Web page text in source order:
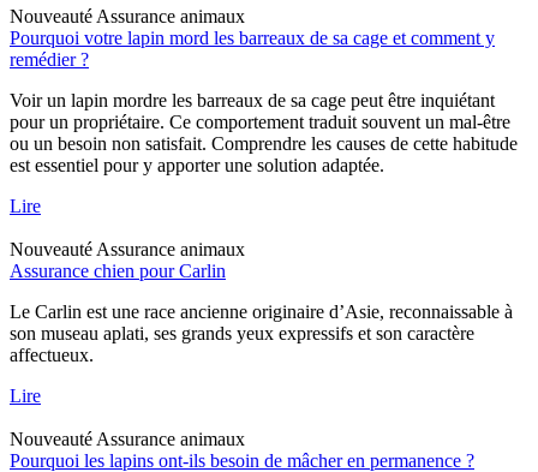
Nouveauté Assurance animaux
Pourquoi votre lapin mord les barreaux de sa cage et comment y
remédier ?
Voir un lapin mordre les barreaux de sa cage peut être inquiétant
pour un propriétaire. Ce comportement traduit souvent un mal-être
ou un besoin non satisfait. Comprendre les causes de cette habitude
est essentiel pour y apporter une solution adaptée.
Lire
Nouveauté Assurance animaux
Assurance chien pour Carlin
Le Carlin est une race ancienne originaire d’Asie, reconnaissable à
son museau aplati, ses grands yeux expressifs et son caractère
affectueux.
Lire
Nouveauté Assurance animaux
Pourquoi les lapins ont-ils besoin de mâcher en permanence ?